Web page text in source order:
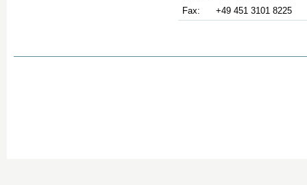
Fax:
+49 451 3101 8225